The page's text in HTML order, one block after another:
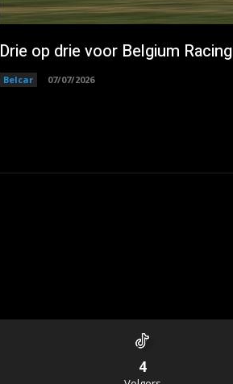
Drie op drie voor Belgium Racing
Belcar 07/07/2026
4